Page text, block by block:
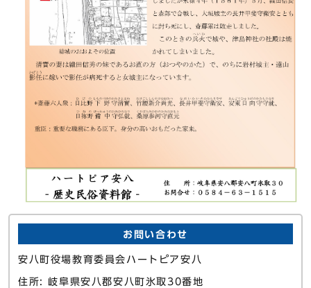
お問い合わせ
安八町役場教育委員会ハートピア安八
住所: 岐阜県安八郡安八町氷取30番地